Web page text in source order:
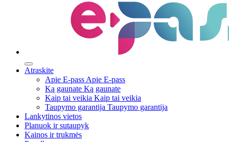
Atraskite
Apie E-pass Apie E-pass
Ką gaunate Ką gaunate
Kaip tai veikia Kaip tai veikia
Taupymo garantija Taupymo garantija
Lankytinos vietos
Planuok ir sutaupyk
Kainos ir trukmės